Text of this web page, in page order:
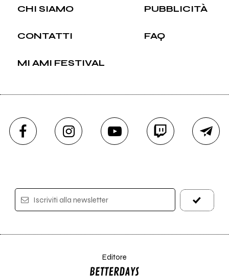
CHI SIAMO PUBBLICITÀ
CONTATTI FAQ
MI AMI FESTIVAL
Iscriviti alla newsletter
Editore